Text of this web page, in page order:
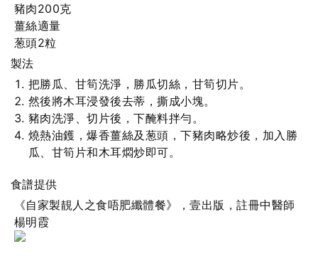
豬肉200克
薑絲適量
葱頭2粒
製法
把勝瓜、甘筍洗淨，勝瓜切絲，甘筍切片。
然後將木耳浸發後去蒂，撕成小塊。
豬肉洗淨、切片後，下醃料拌勻。
燒熱油鑊，爆香薑絲及葱頭，下豬肉略炒後，加入勝
瓜、甘筍片和木耳燜炒即可。
食譜提供
《自家製靚人之食唔肥纖體餐》，壹出版，註冊中醫師
楊明霞